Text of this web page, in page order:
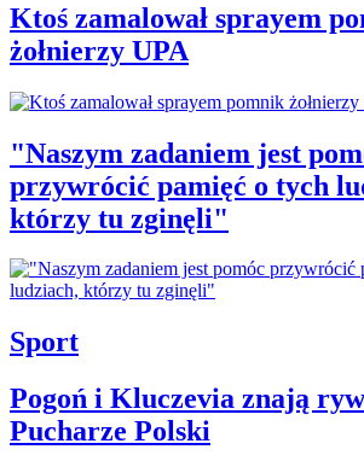
Ktoś zamalował sprayem
żołnierzy UPA
"Naszym zadaniem jest
przywrócić pamięć o tych
którzy tu zginęli"
Sport
Pogoń i Kluczevia znają
Pucharze Polski